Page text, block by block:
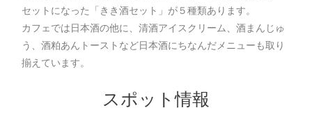
セットになった「きき酒セット」が５種類あります。
カフェでは日本酒の他に、清酒アイスクリーム、酒まんじゅ
う、酒粕あんトーストなど日本酒にちなんだメニューも取り
揃えています。
スポット情報